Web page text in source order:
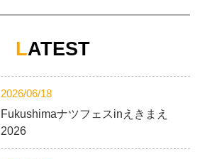
LATEST
2026/06/18
Fukushimaナツフェスinえきまえ
2026